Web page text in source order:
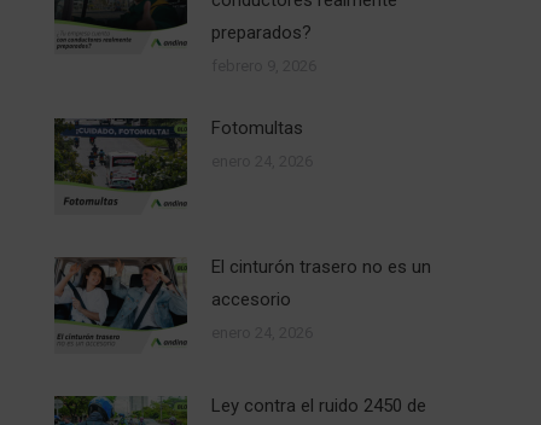
preparados?
Fotomultas
El cinturón trasero no es un
accesorio
Ley contra el ruido 2450 de